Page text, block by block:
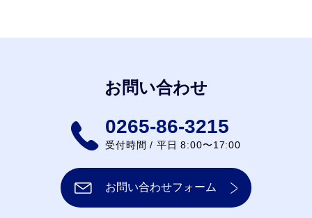
お問い合わせ
0265-86-3215
受付時間 / 平日 8:00〜17:00
お問い合わせフォーム